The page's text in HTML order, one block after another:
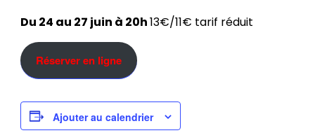
Du 24 au 27 juin à 20h13€/11€ tarif réduit
Réserver en ligne
Ajouter au calendrier